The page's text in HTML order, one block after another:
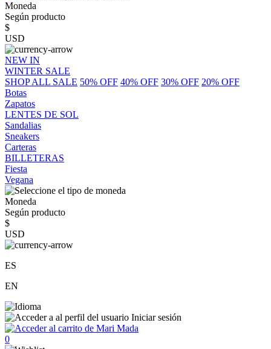
Moneda
Según producto
$
USD
NEW IN
WINTER SALE
SHOP ALL SALE 50% OFF 40% OFF 30% OFF 20% OFF
Botas
Zapatos
LENTES DE SOL
Sandalias
Sneakers
Carteras
BILLETERAS
Fiesta
Vegana
Moneda
Según producto
$
USD
ES
EN
Iniciar sesión
0